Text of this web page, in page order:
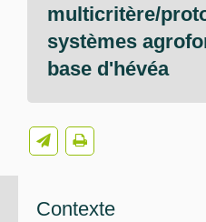
multicritère/
systèmes
base d'hévéa
Contexte